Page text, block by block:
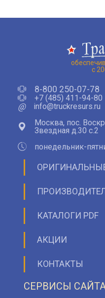
с
8-800 250-07-78
+7 (485) 411-94-80
@
info@truckresurs.ru
Москва, пос.
Звездная д.30 с.2
понедельник-
КАТАЛОГИ PDF
АКЦИИ
КОНТАКТЫ
СЕРВИСЫ